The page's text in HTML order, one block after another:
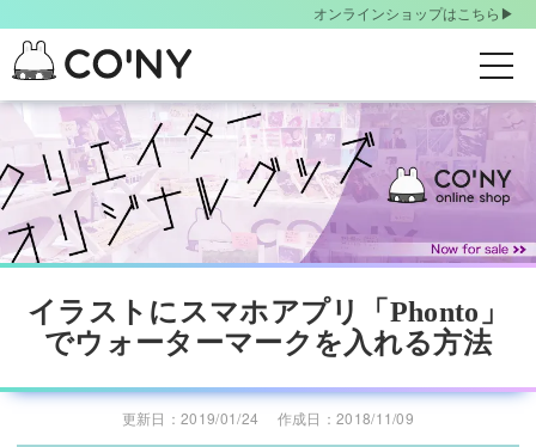
i
p
t
o
c
オンラインショップはこちら▶︎
t
o
g
g
l
n
g
イラストにスマホアプリ「Phonto」
でウォーターマークを入れる方法
更新日：2019/01/24 作成日：2018/11/09